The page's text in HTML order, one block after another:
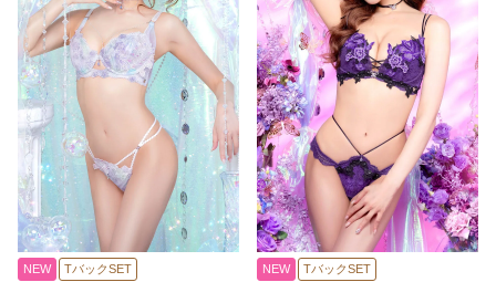
NEW TバックSET NEW TバックSET